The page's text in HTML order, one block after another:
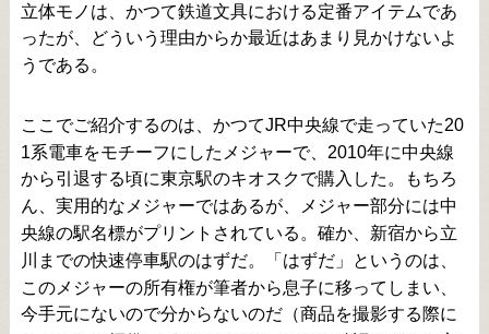
立体モノは、かつて鉄道文具における定番アイテムであ
ったが、どういう理由からか最近はあまり見かけないよ
うである。
ここでご紹介するのは、かつてJR中央線で走っていた20
1系電車をモチーフにしたメジャーで、2010年に中央線
から引退する頃に東京駅のキオスクで購入した。もちろ
ん、実用的なメジャーではあるが、メジャー部分には中
央線の駅名標がプリントされている。確か、新宿から立
川までの快速停車駅のはずだ。「はずだ」というのは、
このメジャーの所有権が筆者から息子に移ってしまい、
今手元にないので分からないのだ（商品を撮影する際に